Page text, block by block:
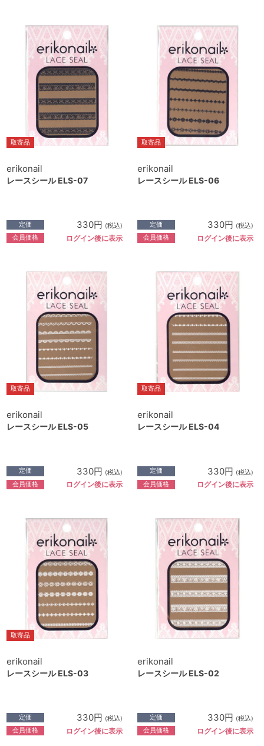
取寄品
erikonail
レースシール ELS-07
定価 330円 (税込)
会員価格 ログイン後に表示
取寄品
erikonail
レースシール ELS-06
定価 330円 (税込)
会員価格 ログイン後に表示
取寄品
erikonail
レースシール ELS-05
定価 330円 (税込)
会員価格 ログイン後に表示
取寄品
erikonail
レースシール ELS-04
定価 330円 (税込)
会員価格 ログイン後に表示
取寄品
erikonail
レースシール ELS-03
定価 330円 (税込)
会員価格 ログイン後に表示
erikonail
レースシール ELS-02
定価 330円 (税込)
会員価格 ログイン後に表示